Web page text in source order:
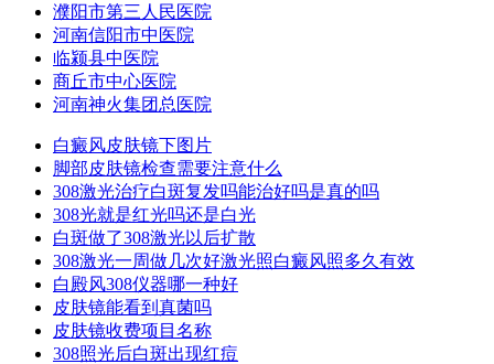
濮阳市第三人民医院
河南信阳市中医院
临颍县中医院
商丘市中心医院
河南神火集团总医院
白癜风皮肤镜下图片
脚部皮肤镜检查需要注意什么
308激光治疗白斑复发吗能治好吗是真的吗
308光就是红光吗还是白光
白斑做了308激光以后扩散
308激光一周做几次好激光照白癜风照多久有效
白殿风308仪器哪一种好
皮肤镜能看到真菌吗
皮肤镜收费项目名称
308照光后白斑出现红痘